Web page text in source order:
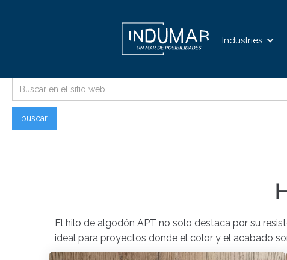
Industries
El hilo de algodón APT no solo destaca por su
ideal para proyectos donde el color y el acabado